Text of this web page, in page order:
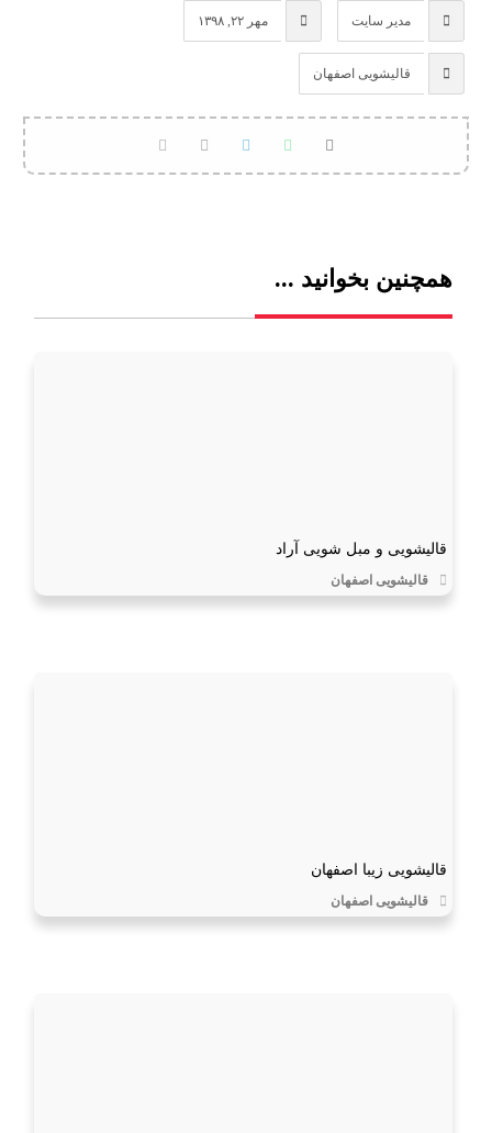
مدیر سایت مهر ۲۲, ۱۳۹۸
قالیشویی اصفهان
همچنین بخوانید ...
قالیشویی و مبل شویی آراد
قالیشویی اصفهان
قالیشویی زیبا اصفهان
قالیشویی اصفهان